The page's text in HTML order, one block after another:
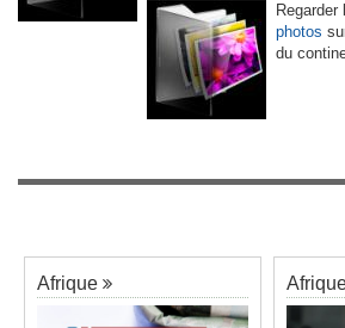
Regarder
photos
du
Afrique